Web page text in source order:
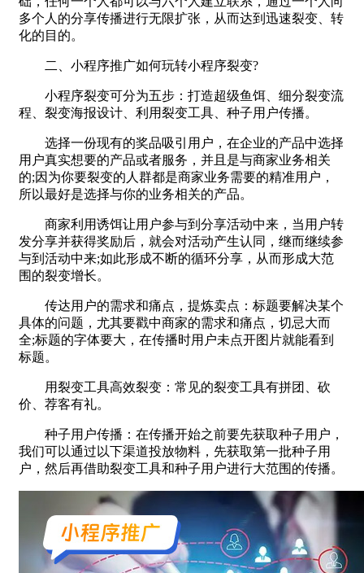
多个人的分享传播进行无限扩张，从而达到迅速裂变、转
化的目的。
二、小程序推广如何玩转小程序裂变?
小程序裂变可分为五步：打造超级鱼饵、细分裂变流
程、裂变海报设计、利用裂变工具、种子用户传播。
选择一份现有的奖品吸引用户，在企业的产品中选择
用户真实想要的产品或者服务，并且是与商家业务相关
的;因为你要裂变的人群都是商家业务需要的精准用户，
所以最好是选择与你的业务相关的产品。
商家利用诱饵让用户参与到分享活动中来，当用户转
发分享并获得奖励后，就会对活动产生认同，继而继续参
与到活动中来;如此形成不断的循环分享，从而形成大范
围的裂变增长。
传达用户的需求和痛点，提炼卖点：标题要解决某个
具体的问题，尤其要戳中商家的需求和痛点，切忌大而
全;标题的字体要大，在传播时用户未点开图片就能看到
标题。
用裂变工具高效裂变：常见的裂变工具有拼团、砍
价、荐客有礼。
种子用户传播：在传播开始之前要先获取种子用户，
我们可以通过以下渠道投放物料，先获取第一批种子用
户，然后再借助裂变工具和种子用户进行大范围的传播。